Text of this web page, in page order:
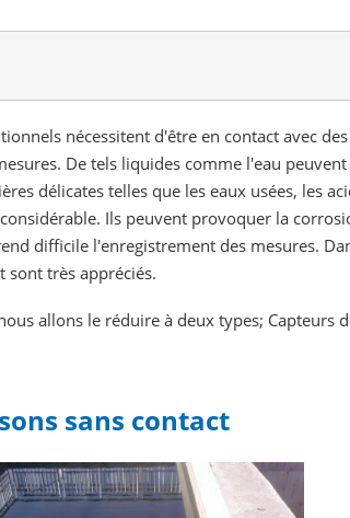
nécessitent d'être en contact avec
De tels liquides comme l'eau
délicates telles que les eaux usées, les
Ils peuvent provoquer la
difficile l'enregistrement des mesures.
sont très appréciés.
allons le réduire à deux types; Capteurs
sans contact